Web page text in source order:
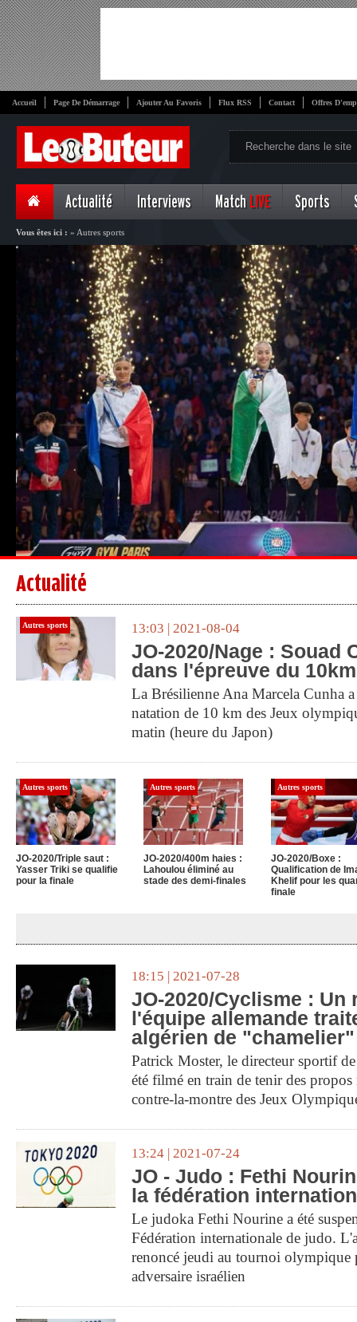
Accueil Page De Démarrage Ajouter Au Favoris Flux RSS Contact Offres
Actualité Interviews Match LIVE Sports
Vous êtes ici : » Autres sports
Actualité
Autres sports 13:03 | 2021-08-04
JO-2020/Nage : Souad
dans l'épreuve du
La Brésilienne Ana Marcela Cunha
natation de 10 km des Jeux
matin (heure du Japon)
Autres sports
JO-2020/Triple saut :
Yasser Triki se qualifie
pour la finale
Autres sports
JO-2020/400m haies :
Lahoulou éliminé au
stade des demi-finales
Autres sports
JO-2020/Boxe :
Qualification de
Khelif pour les
finale
18:15 | 2021-07-28
JO-2020/Cyclisme : Un
l'équipe allemande
algérien de "chamelier"
Patrick Moster, le directeur sportif
été filmé en train de tenir des
contre-la-montre des Jeux
13:24 | 2021-07-24
JO - Judo : Fethi
la fédération
Le judoka Fethi Nourine a été
Fédération internationale de judo.
renoncé jeudi au tournoi olympique
adversaire israélien